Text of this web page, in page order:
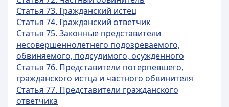
Статья 73. Гражданский истец
Статья 74. Гражданский ответчик
Статья 75. Законные представители
несовершеннолетнего подозреваемого,
обвиняемого, подсудимого, осужденного
Статья 76. Представители потерпевшего,
гражданского истца и частного обвинителя
Статья 77. Представители гражданского
ответчика